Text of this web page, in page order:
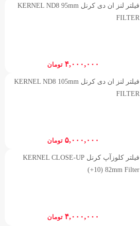
فیلتر لنز ان دی کرنل KERNEL ND8 95mm
FILTER
۴,۰۰۰,۰۰۰ تومان
فیلتر لنز ان دی کرنل KERNEL ND8 105mm
FILTER
۵,۰۰۰,۰۰۰ تومان
فیلتر کلوزآپ کرنل KERNEL CLOSE-UP
(+10) 82mm Filter
۴,۰۰۰,۰۰۰ تومان